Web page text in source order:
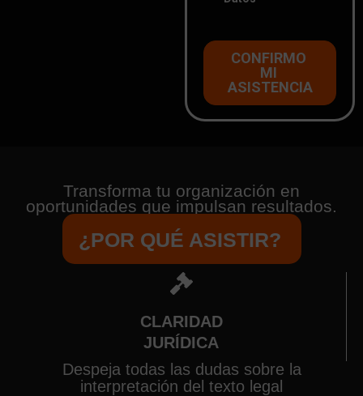
Transforma tu organización en
oportunidades que impulsan resultados.
¿POR QUÉ ASISTIR?
CLARIDAD
JURÍDICA
Despeja todas las dudas sobre la
interpretación del texto legal